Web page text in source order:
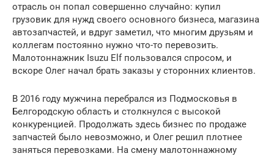
отрасль он попал совершенно случайно: купил
грузовик для нужд своего основного бизнеса, магазина
автозапчастей, и вдруг заметил, что многим друзьям и
коллегам постоянно нужно что-то перевозить.
Малотоннажник Isuzu Elf пользовался спросом, и
вскоре Олег начал брать заказы у сторонних клиентов.
В 2016 году мужчина перебрался из Подмосковья в
Белгородскую область и столкнулся с высокой
конкуренцией. Продолжать здесь бизнес по продаже
запчастей было невозможно, и Олег решил плотнее
заняться перевозками. На смену малотоннажному